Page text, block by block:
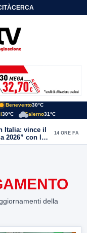
CERCA
Benevento30°C
30°C Salerno31°C
Italia: vince il
2026” con la
del Sannio
14 ORE FA
della